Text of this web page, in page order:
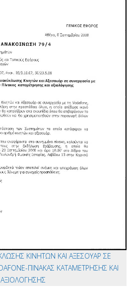
ΚΙΝΗΤΩΝ ΚΑΙ ΑΞΕΣΟΥΑΡ ΣΕ
ΠΙΝΑΚΑΣ ΚΑΤΑΜΕΤΡΗΣΗΣ ΚΑΙ
ΑΞΙΟΛΟΓΗΣΗΣ